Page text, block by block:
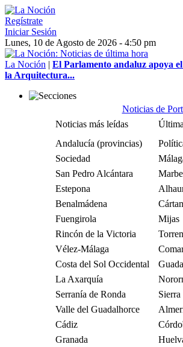
Regístrate
Iniciar Sesión
Lunes, 10 de Agosto de 2026 - 4:50 pm
La Noción | El Parlamento andaluz apoya
la Arquitectura...
Noticias de
Noticias más leídas
Andalucía (provincias)
Sociedad
San Pedro Alcántara
Estepona
Benalmádena
Fuengirola
Mijas
Rincón de la Victoria
Vélez-Málaga
Costa del Sol Occidental
La Axarquía
Serranía de Ronda
Valle del Guadalhorce
Cádiz
Granada